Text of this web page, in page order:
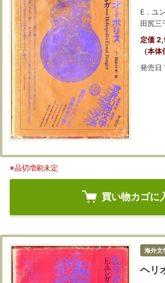
E．ユ
田尻三
定価
（本
発売日
※品切増刷未定
買い物カゴに
海外文
ヘリ